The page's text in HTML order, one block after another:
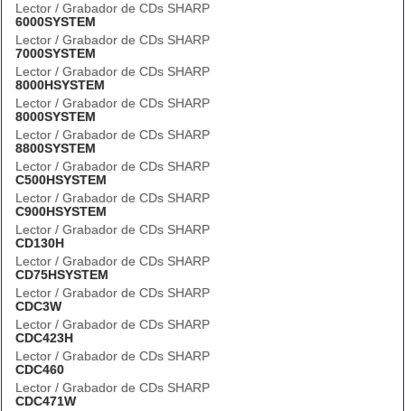
Lector / Grabador de CDs SHARP
6000SYSTEM
Lector / Grabador de CDs SHARP
7000SYSTEM
Lector / Grabador de CDs SHARP
8000HSYSTEM
Lector / Grabador de CDs SHARP
8000SYSTEM
Lector / Grabador de CDs SHARP
8800SYSTEM
Lector / Grabador de CDs SHARP
C500HSYSTEM
Lector / Grabador de CDs SHARP
C900HSYSTEM
Lector / Grabador de CDs SHARP
CD130H
Lector / Grabador de CDs SHARP
CD75HSYSTEM
Lector / Grabador de CDs SHARP
CDC3W
Lector / Grabador de CDs SHARP
CDC423H
Lector / Grabador de CDs SHARP
CDC460
Lector / Grabador de CDs SHARP
CDC471W